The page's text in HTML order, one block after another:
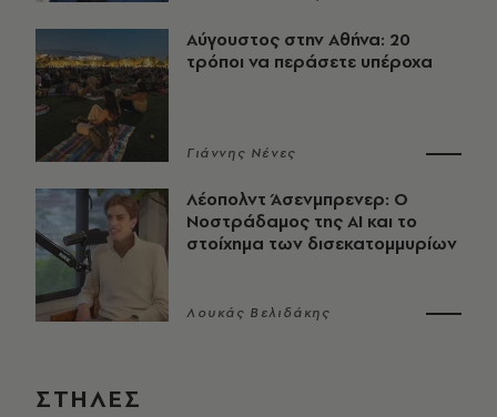
Αύγουστος στην Αθήνα: 20
τρόποι να περάσετε υπέροχα
Γιάννης Νένες
Λέοπολντ Άσενμπρενερ: Ο
Νοστράδαμος της AI και το
στοίχημα των δισεκατομμυρίων
Λουκάς Βελιδάκης
ΣΤΗΛΕΣ